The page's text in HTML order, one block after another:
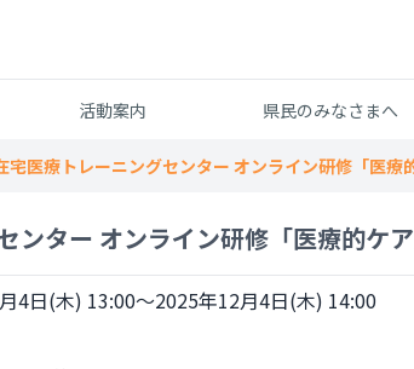
活動案内 県民のみなさまへ
宅医療トレーニングセンター オンライン研修「医療
ンター オンライン研修「医療的ケ
4日(木) 13:00～2025年12月4日(木) 14:00